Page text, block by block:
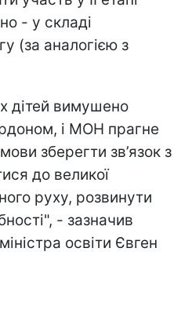
- у складі
(за аналогією з
дітей вимушено
і МОН прагне
зберегти зв’язок з
до великої
руху, розвинути
- зазначив
освіти Євген